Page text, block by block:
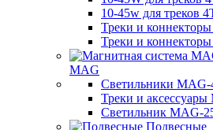
10-45w для треков
Треки и
Треки и
MAG
Светильники MAG-
Треки и
Светильник MAG-
Подвесные